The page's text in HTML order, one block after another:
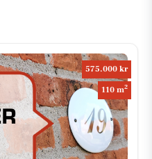
575.000 kr
110 m2